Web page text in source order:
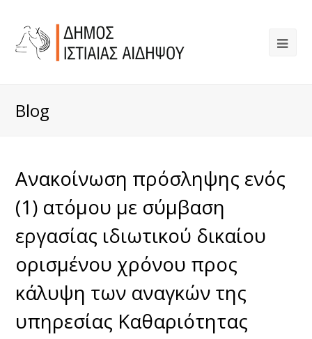
Blog
Ανακοίνωση πρόσληψης ενός
(1) ατόμου με σύμβαση
εργασίας ιδιωτικού δικαίου
ορισμένου χρόνου προς
κάλυψη των αναγκών της
υπηρεσίας Καθαριότητας